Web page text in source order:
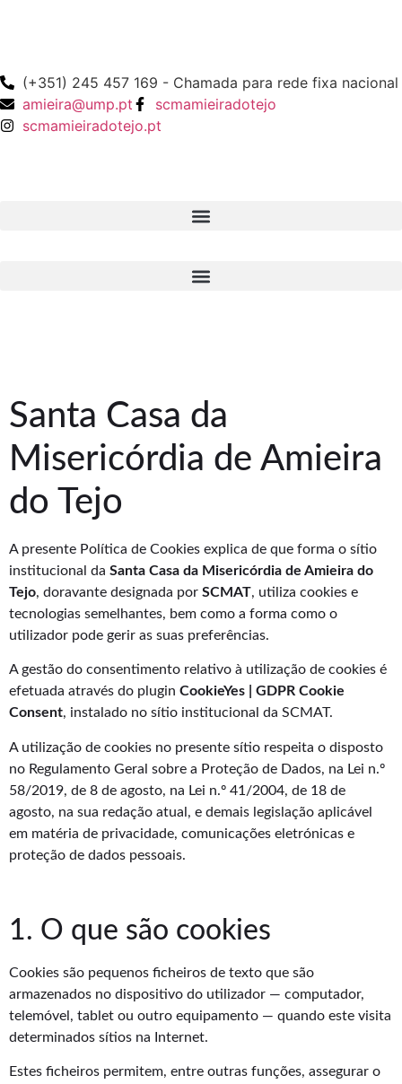
(+351) 245 457 169 - Chamada para rede fixa nacional
amieira@ump.pt
scmamieiradotejo
scmamieiradotejo.pt
Santa Casa da
Misericórdia de Amieira
do Tejo
A presente Política de Cookies explica de que forma o sítio
institucional da Santa Casa da Misericórdia de Amieira do
Tejo, doravante designada por SCMAT, utiliza cookies e
tecnologias semelhantes, bem como a forma como o
utilizador pode gerir as suas preferências.
A gestão do consentimento relativo à utilização de cookies é
efetuada através do plugin CookieYes | GDPR Cookie
Consent, instalado no sítio institucional da SCMAT.
A utilização de cookies no presente sítio respeita o disposto
no Regulamento Geral sobre a Proteção de Dados, na Lei n.º
58/2019, de 8 de agosto, na Lei n.º 41/2004, de 18 de
agosto, na sua redação atual, e demais legislação aplicável
em matéria de privacidade, comunicações eletrónicas e
proteção de dados pessoais.
1. O que são cookies
Cookies são pequenos ficheiros de texto que são
armazenados no dispositivo do utilizador — computador,
telemóvel, tablet ou outro equipamento — quando este visita
determinados sítios na Internet.
Estes ficheiros permitem, entre outras funções, assegurar o